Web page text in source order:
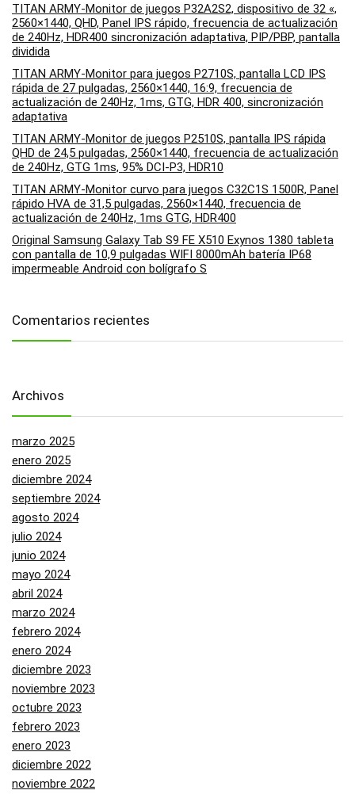
TITAN ARMY-Monitor de juegos P32A2S2, dispositivo de 32 «,
2560×1440, QHD, Panel IPS rápido, frecuencia de actualización
de 240Hz, HDR400 sincronización adaptativa, PIP/PBP, pantalla
dividida
TITAN ARMY-Monitor para juegos P2710S, pantalla LCD IPS
rápida de 27 pulgadas, 2560×1440, 16:9, frecuencia de
actualización de 240Hz, 1ms, GTG, HDR 400, sincronización
adaptativa
TITAN ARMY-Monitor de juegos P2510S, pantalla IPS rápida
QHD de 24,5 pulgadas, 2560×1440, frecuencia de actualización
de 240Hz, GTG 1ms, 95% DCI-P3, HDR10
TITAN ARMY-Monitor curvo para juegos C32C1S 1500R, Panel
rápido HVA de 31,5 pulgadas, 2560×1440, frecuencia de
actualización de 240Hz, 1ms GTG, HDR400
Original Samsung Galaxy Tab S9 FE X510 Exynos 1380 tableta
con pantalla de 10,9 pulgadas WIFI 8000mAh batería IP68
impermeable Android con bolígrafo S
Comentarios recientes
Archivos
marzo 2025
enero 2025
diciembre 2024
septiembre 2024
agosto 2024
julio 2024
junio 2024
mayo 2024
abril 2024
marzo 2024
febrero 2024
enero 2024
diciembre 2023
noviembre 2023
octubre 2023
febrero 2023
enero 2023
diciembre 2022
noviembre 2022